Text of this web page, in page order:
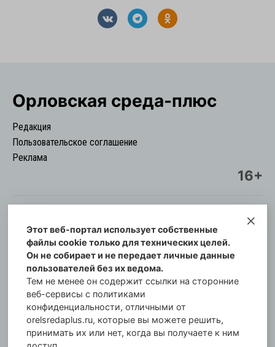
Орловская cреда-плюс
Редакция
Пользовательское соглашение
Реклама
16+
© Информационный городской портал
Орловская cреда-плюс, 2021-2026
Свидетельство о регистрации СМИ: ПИ №57-
00254 от 29 октября 2013 г.
Газета зарегистрирована Управлением
Федеральной службы по надзору в сфере связи,
информационных технологий и массовых
коммуникаций по Орловской области.
Этот веб-портал использует собственные
файлы cookie только для технических целей.
Он не собирает и не передает личные данные
пользователей без их ведома.
Тем не менее он содержит ссылки на сторонние
веб-сервисы с политиками
конфиденциальности, отличными от
orelsredaplus.ru, которые вы можете решить,
принимать их или нет, когда вы получаете к ним